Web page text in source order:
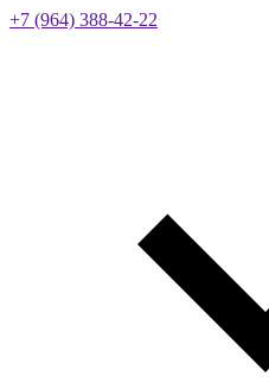
+7 (964) 388-42-22